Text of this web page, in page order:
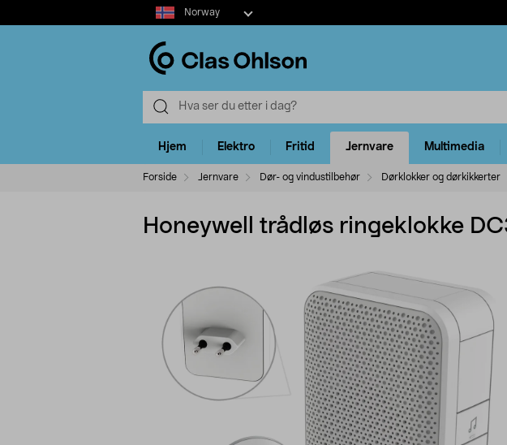
Select
market
Norway
Hjem Elektro Fritid Jernvare Multimedia
Forside Jernvare Dør- og vindustilbehør Dørklokker og dørkikkerter
Honeywell trådløs ringeklokke